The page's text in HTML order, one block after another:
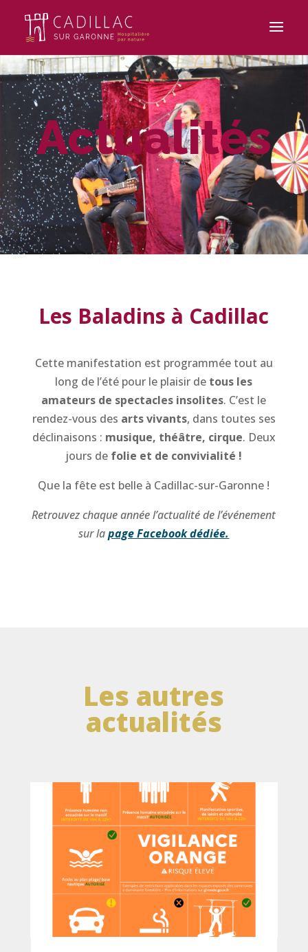
Actualités
Les Baladins à Cadillac
Cette manifestation est programmée tout au
long de l’été pour le plaisir de tous les
amateurs de spectacles insolites. C’est le
rendez-vous des arts vivants, dans toutes ses
déclinaisons : musique, théâtre, cirque. Deux
jours de folie et de convivialité !
Que la fête est belle à Cadillac-sur-Garonne !
Retrouvez chaque année l’actualité de l’événement
sur lapage Facebook dédiée.
Les autres
actualités